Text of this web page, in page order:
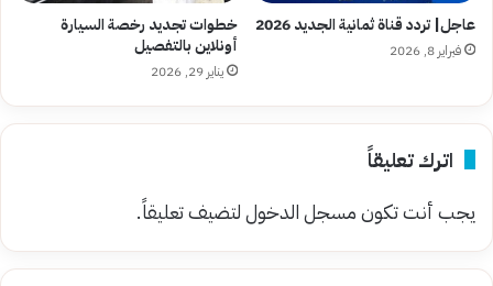
عاجل| تردد قناة ثمانية الجديد 2026
فبراير 8, 2026
خطوات تجديد رخصة السيارة
أونلاين بالتفصيل
يناير 29, 2026
اترك تعليقاً
يجب أنت تكونمسجل الدخوللتضيف تعليقاً.